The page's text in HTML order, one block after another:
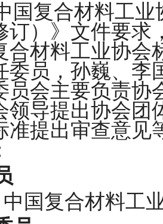
国复合材料工业
订） 》文件要求
合材料工业协会
委员 ， 孙巍、李
员会主要负责协
领导提出协会团
准提出审查意见
中国复合材料工